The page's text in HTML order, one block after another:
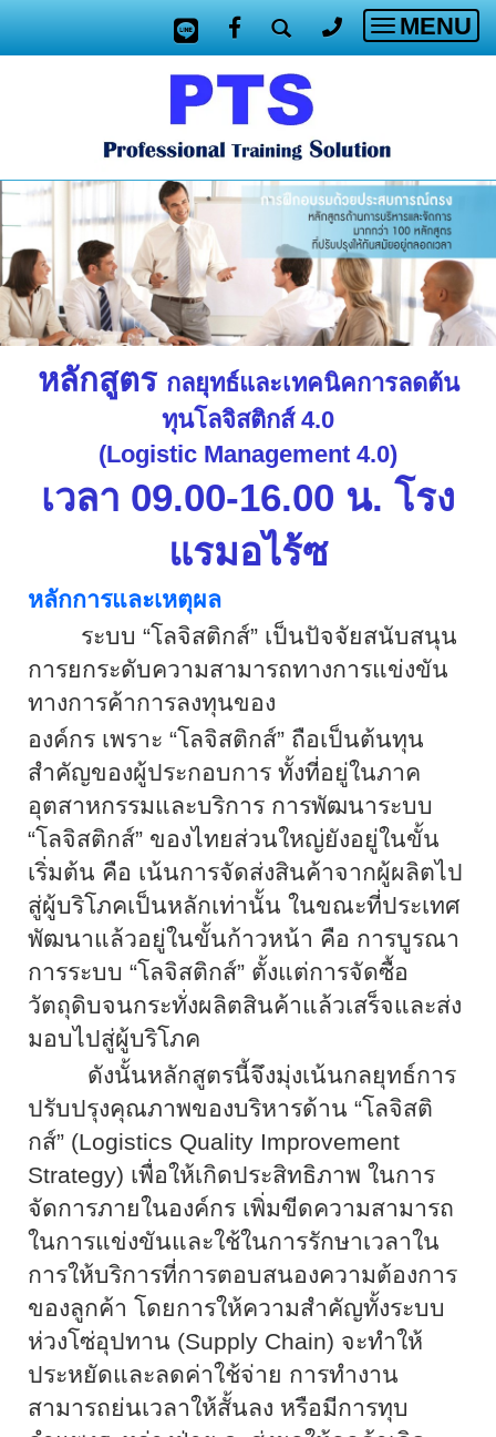
Toggle
MENU
หลักสูตร กลยุทธ์และเทคนิคการลดต้น
ทุนโลจิสติกส์ 4.0
(Logistic Management 4.0)
เวลา 09.00-16.00 น. โรง
แรมอไร้ซ
หลักการและเหตุผล
ระบบ “โลจิสติกส์” เป็นปัจจัยสนับสนุน
การยกระดับความสามารถทางการแข่งขัน
ทางการค้าการลงทุนของ
องค์กร เพราะ “โลจิสติกส์” ถือเป็นต้นทุน
สำคัญของผู้ประกอบการ ทั้งที่อยู่ในภาค
อุตสาหกรรมและบริการ การพัฒนาระบบ
“โลจิสติกส์” ของไทยส่วนใหญ่ยังอยู่ในขั้น
เริ่มต้น คือ เน้นการจัดส่งสินค้าจากผู้ผลิตไป
สู่ผู้บริโภคเป็นหลักเท่านั้น ในขณะที่ประเทศ
พัฒนาแล้วอยู่ในขั้นก้าวหน้า คือ การบูรณา
การระบบ “โลจิสติกส์” ตั้งแต่การจัดซื้อ
วัตถุดิบจนกระทั่งผลิตสินค้าแล้วเสร็จและส่ง
มอบไปสู่ผู้บริโภค
ดังนั้นหลักสูตรนี้จึงมุ่งเน้นกลยุทธ์การ
ปรับปรุงคุณภาพของบริหารด้าน “โลจิสติ
กส์” (Logistics Quality Improvement
Strategy) เพื่อให้เกิดประสิทธิภาพ ในการ
จัดการภายในองค์กร เพิ่มขีดความสามารถ
ในการแข่งขันและใช้ในการรักษาเวลาใน
การให้บริการที่การตอบสนองความต้องการ
ของลูกค้า โดยการให้ความสำคัญทั้งระบบ
ห่วงโซ่อุปทาน (Supply Chain) จะทำให้
ประหยัดและลดค่าใช้จ่าย การทำงาน
สามารถย่นเวลาให้สั้นลง หรือมีการทุบ